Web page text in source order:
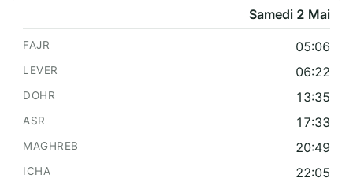
Samedi 2 Mai
05:06
06:22
13:35
17:33
20:49
22:05